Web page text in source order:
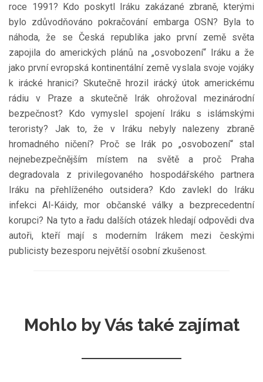
roce 1991? Kdo poskytl Iráku zakázané zbraně, kterými
bylo zdůvodňováno pokračování embarga OSN? Byla to
náhoda, že se Česká republika jako první země světa
zapojila do amerických plánů na „osvobození“ Iráku a že
jako první evropská kontinentální země vyslala svoje vojáky
k irácké hranici? Skutečně hrozil irácký útok americkému
rádiu v Praze a skutečně Irák ohrožoval mezinárodní
bezpečnost? Kdo vymyslel spojení Iráku s islámskými
teroristy? Jak to, že v Iráku nebyly nalezeny zbraně
hromadného ničení? Proč se Irák po „osvobození“ stal
nejnebezpečnějším místem na světě a proč Praha
degradovala z privilegovaného hospodářského partnera
Iráku na přehlíženého outsidera? Kdo zavlekl do Iráku
infekci Al-Káidy, mor občanské války a bezprecedentní
korupci? Na tyto a řadu dalších otázek hledají odpovědi dva
autoři, kteří mají s moderním Irákem mezi českými
publicisty bezesporu největší osobní zkušenost.
Mohlo by Vás také zajímat